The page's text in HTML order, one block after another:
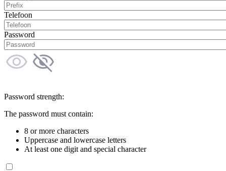
Telefoon
Password
Password strength:
The password must contain:
8 or more characters
Uppercase and lowercase letters
At least one digit and special character